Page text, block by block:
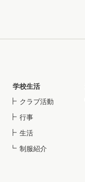
学校生活
クラブ活動
行事
生活
制服紹介